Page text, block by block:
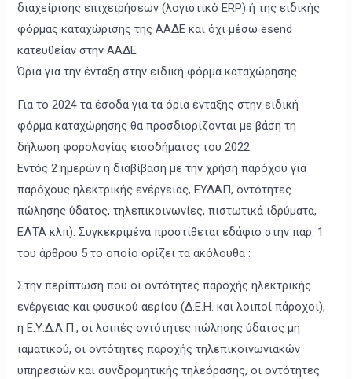
διαχείρισης επιχειρήσεων (λογιστικό ERP) ή της ειδικής
φόρμας καταχώρισης της ΑΑΔΕ και όχι μέσω esend
κατευθείαν στην ΑΑΔΕ
Όρια για την ένταξη στην ειδική φόρμα καταχώρησης
Για το 2024 τα έσοδα για τα όρια ένταξης στην ειδική
φόρμα καταχώρησης θα προσδιορίζονται με βάση τη
δήλωση φορολογίας εισοδήματος του 2022.
Εντός 2 ημερών η διαβίβαση με την χρήση παρόχου για
παρόχους ηλεκτρικής ενέργειας, ΕΥΔΑΠ, οντότητες
πώλησης ύδατος, τηλεπικοινωνίες, πιστωτικά ιδρύματα,
ΕΛΤΑ κλπ). Συγκεκριμένα προστίθεται εδάφιο στην παρ. 1
του άρθρου 5 το οποίο ορίζει τα ακόλουθα :
Στην περίπτωση που οι οντότητες παροχής ηλεκτρικής
ενέργειας και φυσικού αερίου (Δ.Ε.Η. και λοιποί πάροχοι),
η Ε.Υ.Δ.Α.Π., οι λοιπές οντότητες πώλησης ύδατος μη
ιαματικού, οι οντότητες παροχής τηλεπικοινωνιακών
υπηρεσιών και συνδρομητικής τηλεόρασης, οι οντότητες